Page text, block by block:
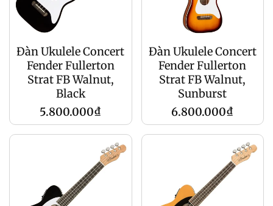
Đàn Ukulele Concert
Fender Fullerton
Strat FB Walnut,
Black
Regular
5.800.000₫
Đàn Ukulele Concert
Fender Fullerton
Strat FB Walnut,
Sunburst
Regular
6.800.000₫